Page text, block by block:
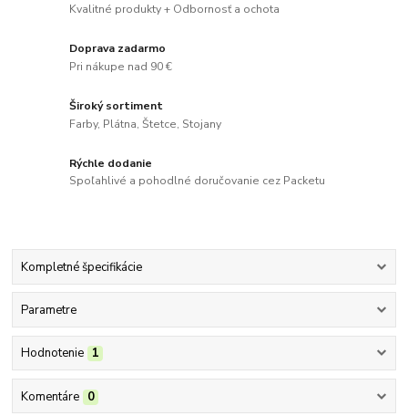
Kvalitné produkty + Odbornosť a ochota
Doprava zadarmo
Pri nákupe nad 90 €
Široký sortiment
Farby, Plátna, Štetce, Stojany
Rýchle dodanie
Spoľahlivé a pohodlné doručovanie cez Packetu
Kompletné špecifikácie
Parametre
Hodnotenie 1
Komentáre 0